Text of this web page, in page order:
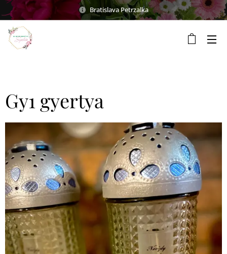
Bratislava Petrzalka
Gy1 gyertya